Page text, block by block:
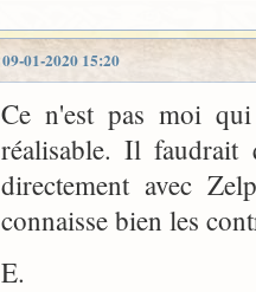
09-01-2020 15:20
Ce n'est pas moi
réalisable. Il
directement avec
connaisse bien les
E.